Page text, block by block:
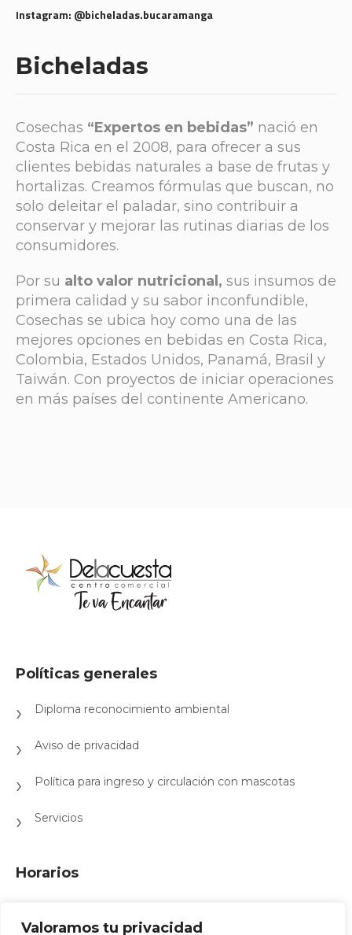
Valoramos tu privacidad
Instagram: @bicheladas.bucaramanga
Bicheladas
Cosechas “Expertos en bebidas” nació en
Costa Rica en el 2008, para ofrecer a sus
clientes bebidas naturales a base de frutas y
hortalizas. Creamos fórmulas que buscan, no
solo deleitar el paladar, sino contribuir a
conservar y mejorar las rutinas diarias de los
consumidores.
Por su alto valor nutricional, sus insumos de
primera calidad y su sabor inconfundible,
Cosechas se ubica hoy como una de las
mejores opciones en bebidas en Costa Rica,
Colombia, Estados Unidos, Panamá, Brasil y
Taiwán. Con proyectos de iniciar operaciones
en más países del continente Americano.
Políticas generales
Diploma reconocimiento ambiental
Aviso de privacidad
Política para ingreso y circulación con mascotas
Servicios
Horarios